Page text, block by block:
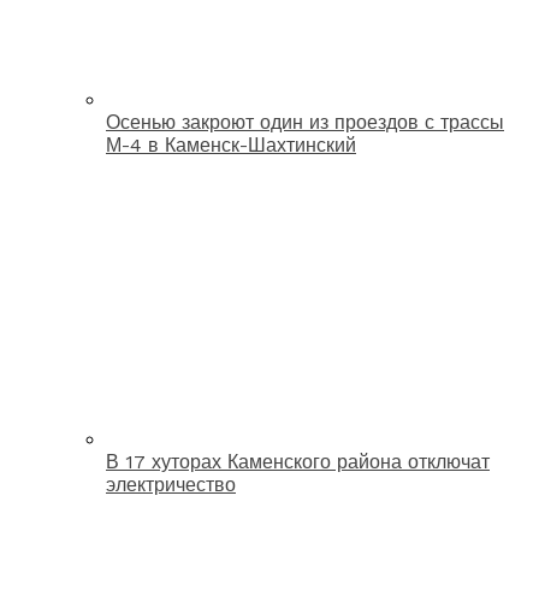
Осенью закроют один из проездов с трассы
М-4 в Каменск-Шахтинский
В 17 хуторах Каменского района отключат
электричество